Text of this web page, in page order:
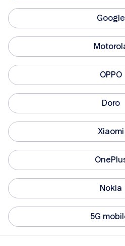
Google
OPPO
Doro
Xiaomi
Nokia
5G